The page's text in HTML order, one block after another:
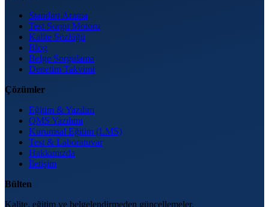
Standart Arama
Test Sorgu Motoru
Kalite Sözlüğü
Blog
Belge Sorgulama
Denetim Takvimi
Çözümler
Eğitim & Yazılım
QMS Yazılımı
Kurumsal Eğitim (LMS)
Test & Laboratuvar
Hakkımızda
İletişim
Bülten
Kalite, eğitim ve belgelendirmeden güncellemeler.